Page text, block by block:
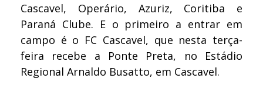
Cascavel, Operário, Azuriz, Coritiba e
Paraná Clube. E o primeiro a entrar em
campo é o FC Cascavel, que nesta terça-
feira recebe a Ponte Preta, no Estádio
Regional Arnaldo Busatto, em Cascavel.